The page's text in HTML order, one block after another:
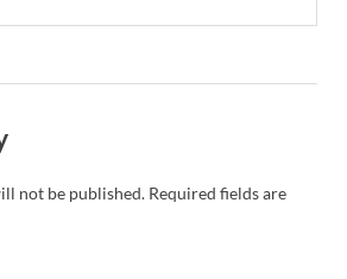
not be published. Required fields are